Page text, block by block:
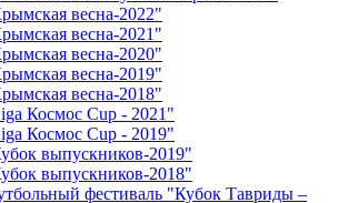
весна-2022"
весна-2021"
весна-2020"
весна-2019"
весна-2018"
Космос Cup - 2021"
Космос Cup - 2019"
выпускников-2019"
выпускников-2018"
фестиваль "Кубок Тавриды –